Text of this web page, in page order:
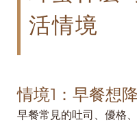
活情境
情境1：早餐想
早餐常見的吐司、優格